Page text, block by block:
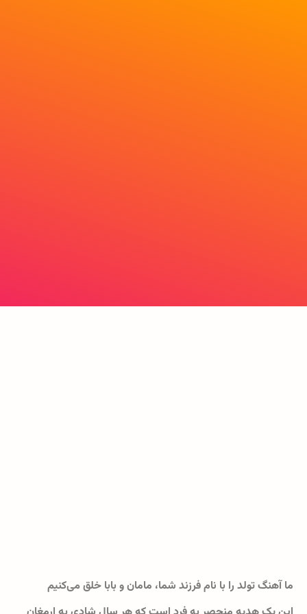
ما آهنگ تولد را با نام فرزند شما، مامان و بابا خلق می‌کنیم